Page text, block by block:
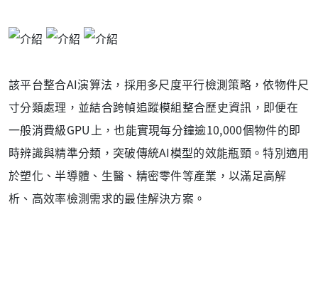
該平台整合AI演算法，採用多尺度平行檢測策略，依物件尺
寸分類處理，並結合跨幀追蹤模組整合歷史資訊，即便在
一般消費級GPU上，也能實現每分鐘逾10,000個物件的即
時辨識與精準分類，突破傳統AI模型的效能瓶頸。特別適用
於塑化、半導體、生醫、精密零件等產業，以滿足高解
析、高效率檢測需求的最佳解決方案。